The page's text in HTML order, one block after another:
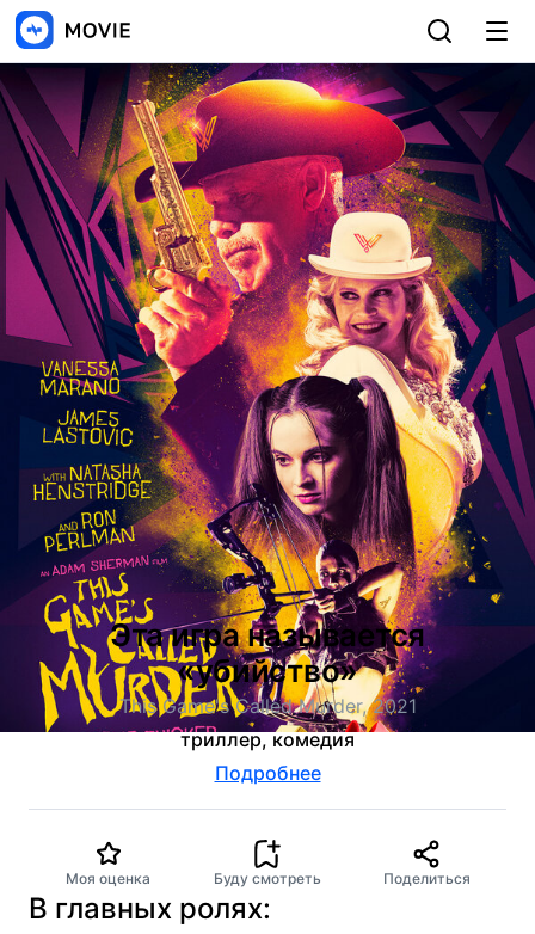
Эта игра называется
«убийство»
This Game's Called Murder, 2021
триллер, комедия
Подробнее
Моя оценка Буду смотреть Поделиться
В главных ролях: